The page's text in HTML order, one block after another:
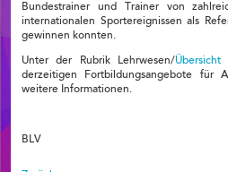
Bundestrainer und Trainer von
internationalen Sportereignissen als
gewinnen konnten.
Unter der Rubrik Lehrwesen/Übersicht
derzeitigen Fortbildungsangebote für
weitere Informationen.
BLV